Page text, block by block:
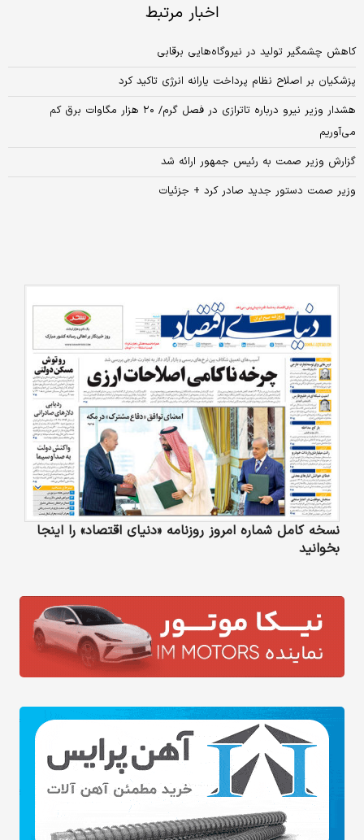
اخبار مرتبط
کاهش چشمگیر تولید در نیروگاه‌هایی برقابی
پزشکیان بر اصلاح نظام پرداخت یارانه انرژی تاکید کرد
هشدار وزیر نیرو درباره تاترازی در فصل گرم/ ۲۰ هزار مگاوات برق کم
می‌آوریم
گزارش وزیر صمت به رئیس جمهور ارائه شد
وزیر صمت دستور جدید صادر کرد + جزئیات
نسخه کامل شماره امروز روزنامه «دنیای‌ اقتصاد» را اینجا
بخوانید